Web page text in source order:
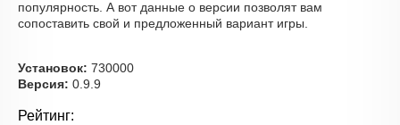
популярность. А вот данные о версии позволят вам
сопоставить свой и предложенный вариант игры.
Установок: 730000
Версия: 0.9.9
Рейтинг: